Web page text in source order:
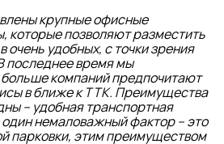
крупные офисные
которые позволяют разместить
очень удобных, с точки зрения
последнее время мы
компаний предпочитают
в ближе к ТТК. Преимущества
– удобная транспортная
немаловажный фактор – это
парковки, этим преимуществом